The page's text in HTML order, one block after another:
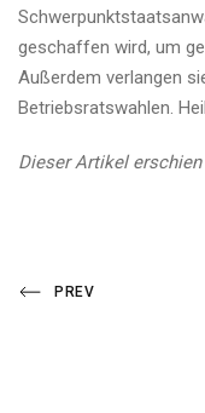
geschaffen wird, um
Außerdem verlangen
Betriebsratswahlen.
Dieser Artikel
Previous
PREV